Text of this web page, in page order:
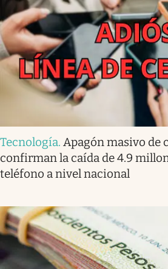
Tecnología. Apagón masivo de
confirman la caída de 4.9
teléfono a nivel nacional